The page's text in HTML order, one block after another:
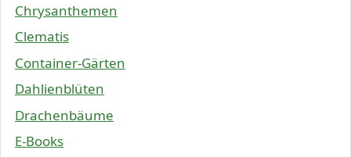
Chrysanthemen
Clematis
Container-Gärten
Dahlienblüten
Drachenbäume
E-Books